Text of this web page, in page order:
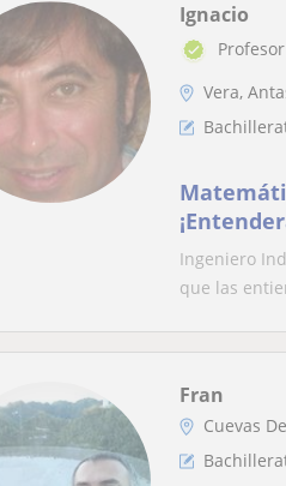
Ignacio
Vera,
Ingeniero
que las
Fran
Cuevas